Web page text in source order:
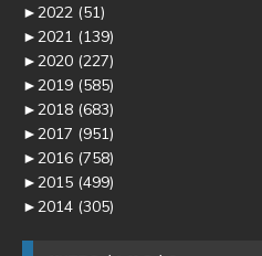
►2022 (51)
►2021 (139)
►2020 (227)
►2019 (585)
►2018 (683)
►2017 (951)
►2016 (758)
►2015 (499)
►2014 (305)